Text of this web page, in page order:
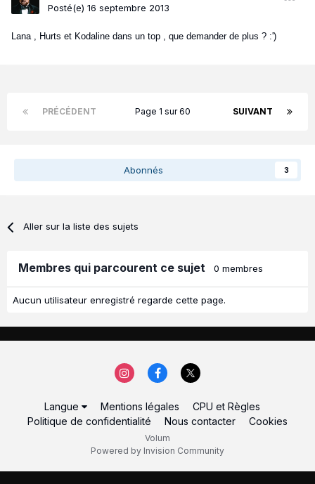
Posté(e) 16 septembre 2013
Lana , Hurts et Kodaline dans un top , que demander de plus ? :')
PRÉCÉDENT SUIVANT
Page 1 sur 60
Abonnés 3
Aller sur la liste des sujets
Membres qui parcourent ce sujet 0 membres
Aucun utilisateur enregistré regarde cette page.
Langue Mentions légales
CPU et Règles
Politique de confidentialité
Nous contacter Cookies
Volum
Powered by Invision Community